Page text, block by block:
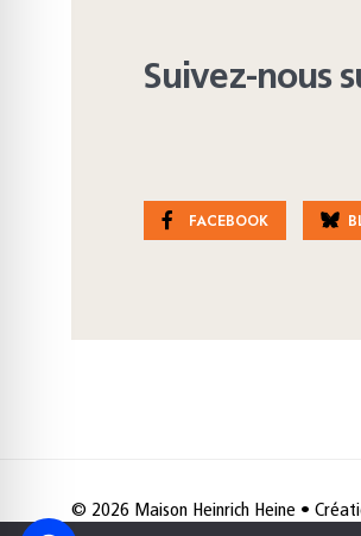
Suivez-nous
FACEBOOK
© 2026 Maison Heinrich Heine •